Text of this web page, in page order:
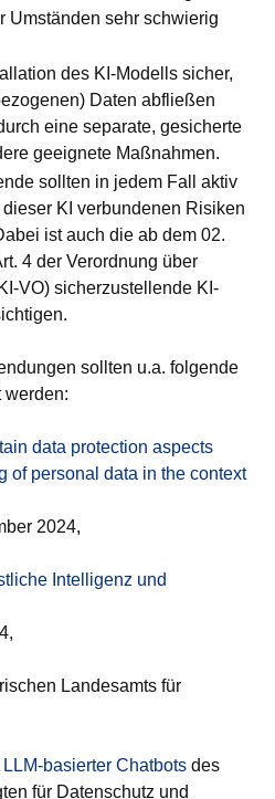
Umständen sehr schwierig
des KI-Modells sicher,
Daten abfließen
eine separate, gesicherte
geeignete Maßnahmen.
sollten in jedem Fall aktiv
KI verbundenen Risiken
ist auch die ab dem 02.
4 der Verordnung über
VO) sicherzustellende KI-
sollten u.a. folgende
werden:
data protection aspects
of personal data in the context
Fenster
2024,
Intelligenz und
Fenster
FensterLandesamts für
basierter Chatbots
Fenster
des
für Datenschutz und